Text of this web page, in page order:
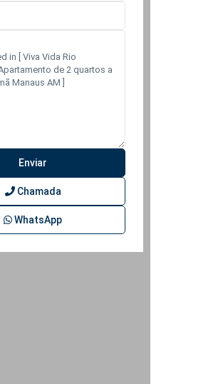
Chamada
WhatsApp